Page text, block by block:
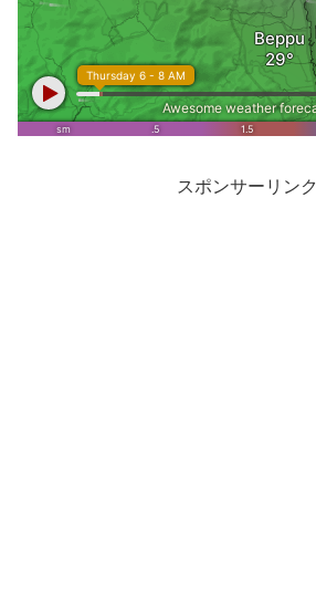
スポンサーリンク